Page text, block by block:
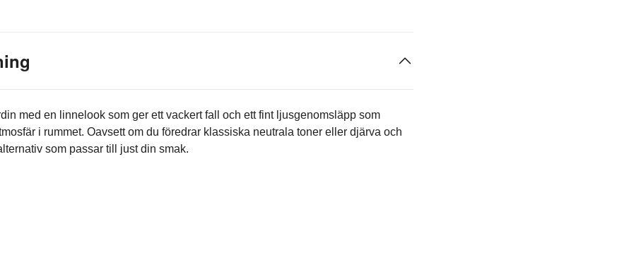
med en linnelook som ger ett vackert fall och ett fint ljusgenomsläpp som
i rummet. Oavsett om du föredrar klassiska neutrala toner eller djärva och
som passar till just din smak.